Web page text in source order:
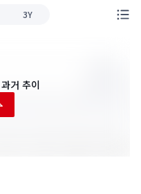
3Y
과거 추이